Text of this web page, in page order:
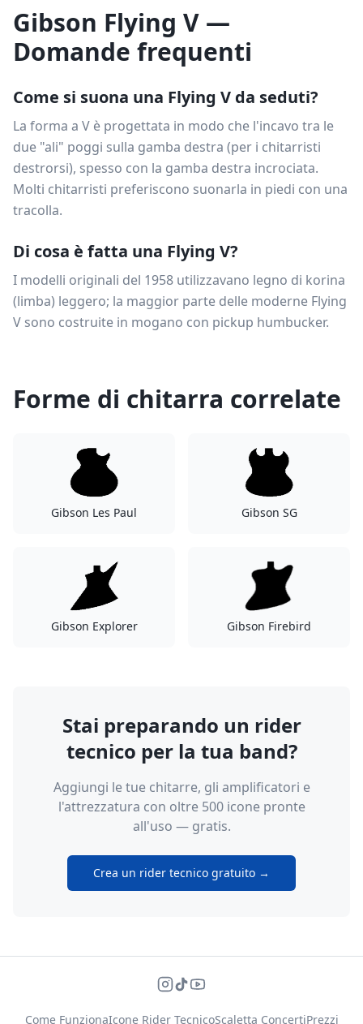
Gibson Flying V —
Domande frequenti
Come si suona una Flying V da seduti?
La forma a V è progettata in modo che l'incavo tra le
due "ali" poggi sulla gamba destra (per i chitarristi
destrorsi), spesso con la gamba destra incrociata.
Molti chitarristi preferiscono suonarla in piedi con una
tracolla.
Di cosa è fatta una Flying V?
I modelli originali del 1958 utilizzavano legno di korina
(limba) leggero; la maggior parte delle moderne Flying
V sono costruite in mogano con pickup humbucker.
Forme di chitarra correlate
Gibson Les Paul Gibson SG
Gibson Explorer Gibson Firebird
Stai preparando un rider
tecnico per la tua band?
Aggiungi le tue chitarre, gli amplificatori e
l'attrezzatura con oltre 500 icone pronte
all'uso — gratis.
Crea un rider tecnico gratuito →
Come FunzionaIcone Rider TecnicoScaletta ConcertiPrezzi